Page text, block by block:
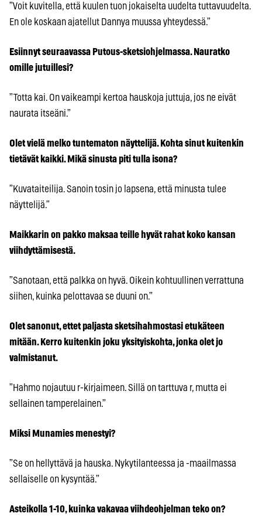
”Voit kuvitella, että kuulen tuon jokaiselta uudelta tuttavuudelta.
En ole koskaan ajatellut Dannya muussa yhteydessä.”
Esiinnyt seuraavassa Putous-sketsiohjelmassa. Nauratko
omille jutuillesi?
”Totta kai. On vaikeampi kertoa hauskoja juttuja, jos ne eivät
naurata itseäni.”
Olet vielä melko tuntematon näyttelijä. Kohta sinut kuitenkin
tietävät kaikki. Mikä sinusta piti tulla isona?
”Kuvataiteilija. Sanoin tosin jo lapsena, että minusta tulee
näyttelijä.”
Maikkarin on pakko maksaa teille hyvät rahat koko kansan
viihdyttämisestä.
”Sanotaan, että palkka on hyvä. Oikein kohtuullinen verrattuna
siihen, kuinka pelottavaa se duuni on.”
Olet sanonut, ettet paljasta sketsihahmostasi etukäteen
mitään. Kerro kuitenkin joku yksityiskohta, jonka olet jo
valmistanut.
”Hahmo nojautuu r-kirjaimeen. Sillä on tarttuva r, mutta ei
sellainen tamperelainen.”
Miksi Munamies menestyi?
”Se on hellyttävä ja hauska. Nykytilanteessa ja -maailmassa
sellaiselle on kysyntää.”
Asteikolla 1-10, kuinka vakavaa viihdeohjelman teko on?